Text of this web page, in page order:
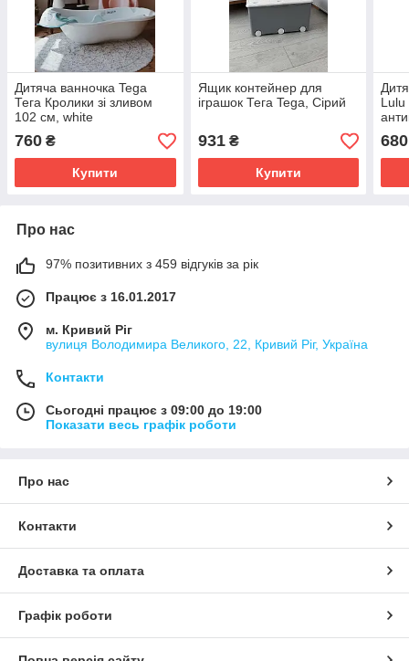
Дитяча ванночка Tega
Тега Кролики зі зливом
102 см, white
760 ₴
Купити
Ящик контейнер для
іграшок Тега Tega, Сірий
931₴
Купити
Lulu
680
Про нас
97% позитивних з 459 відгуків за рік
Працює з 16.01.2017
м. Кривий Ріг
вулиця Володимира Великого, 22, Кривий Ріг, Україна
Контакти
Сьогодні працює з 09:00 до 19:00
Показати весь графік роботи
Про нас
Контакти
Доставка та оплата
Графік роботи